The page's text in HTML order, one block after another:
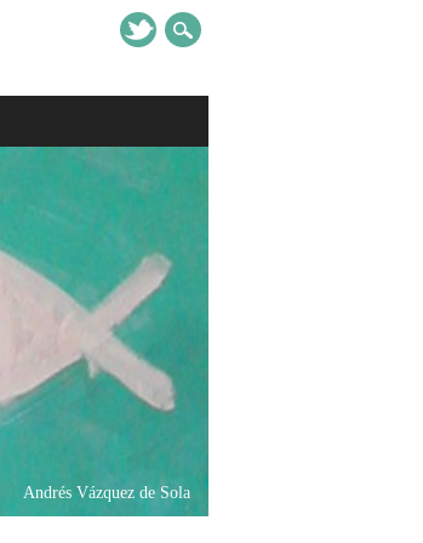
Andrés Vázquez de Sola